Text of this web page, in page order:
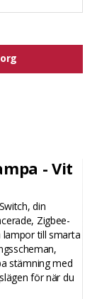
- Vit
din
Zigbee-
lampor till smarta
stämning med
för när du